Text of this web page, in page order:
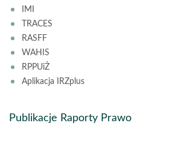
IMI
TRACES
RASFF
WAHIS
RPPUiŻ
Aplikacja IRZplus
Publikacje Raporty Prawo